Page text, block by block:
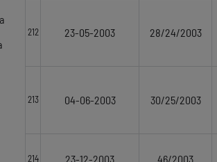
212 23-05-2003 28/24/2003
213 04-06-2003 30/25/2003
214 23-12-2003 46/2003